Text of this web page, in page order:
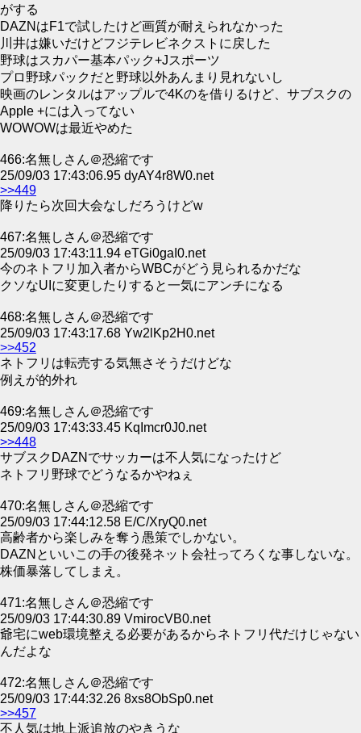
がする
DAZNはF1で試したけど画質が耐えられなかった
川井は嫌いだけどフジテレビネクストに戻した
野球はスカパー基本パック+Jスポーツ
プロ野球パックだと野球以外あんまり見れないし
映画のレンタルはアップルで4Kのを借りるけど、サブスクの
Apple +には入ってない
WOWOWは最近やめた
466:名無しさん＠恐縮です
25/09/03 17:43:06.95 dyAY4r8W0.net
>>449
降りたら次回大会なしだろうけどw
467:名無しさん＠恐縮です
25/09/03 17:43:11.94 eTGi0gaI0.net
今のネトフリ加入者からWBCがどう見られるかだな
クソなUIに変更したりすると一気にアンチになる
468:名無しさん＠恐縮です
25/09/03 17:43:17.68 Yw2lKp2H0.net
>>452
ネトフリは転売する気無さそうだけどな
例えが的外れ
469:名無しさん＠恐縮です
25/09/03 17:43:33.45 KqImcr0J0.net
>>448
サブスクDAZNでサッカーは不人気になったけど
ネトフリ野球でどうなるかやねぇ
470:名無しさん＠恐縮です
25/09/03 17:44:12.58 E/C/XryQ0.net
高齢者から楽しみを奪う愚策でしかない。
DAZNといいこの手の後発ネット会社ってろくな事しないな。
株価暴落してしまえ。
471:名無しさん＠恐縮です
25/09/03 17:44:30.89 VmirocVB0.net
爺宅にweb環境整える必要があるからネトフリ代だけじゃない
んだよな
472:名無しさん＠恐縮です
25/09/03 17:44:32.26 8xs8ObSp0.net
>>457
不人気は地上派追放のやきうな